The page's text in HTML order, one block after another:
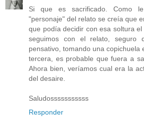
Si que es sacrificado. Como
"personaje" del relato se creía que
que podía decidir con esa soltura
seguimos con el relato, seguro
pensativo, tomando una copichuela
tercera, es probable que fuera a
Ahora bien, veríamos cual era la
del desaire.
Saludosssssssssss
Responder